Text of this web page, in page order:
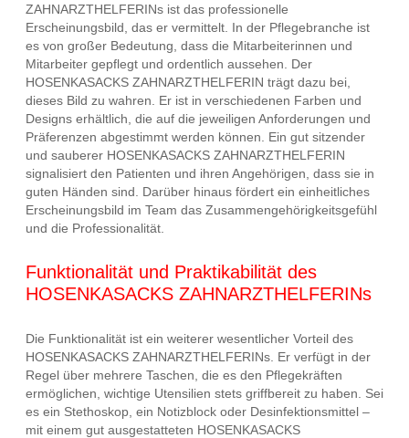
ZAHNARZTHELFERINs ist das professionelle
Erscheinungsbild, das er vermittelt. In der Pflegebranche ist
es von großer Bedeutung, dass die Mitarbeiterinnen und
Mitarbeiter gepflegt und ordentlich aussehen. Der
HOSENKASACKS ZAHNARZTHELFERIN trägt dazu bei,
dieses Bild zu wahren. Er ist in verschiedenen Farben und
Designs erhältlich, die auf die jeweiligen Anforderungen und
Präferenzen abgestimmt werden können. Ein gut sitzender
und sauberer HOSENKASACKS ZAHNARZTHELFERIN
signalisiert den Patienten und ihren Angehörigen, dass sie in
guten Händen sind. Darüber hinaus fördert ein einheitliches
Erscheinungsbild im Team das Zusammengehörigkeitsgefühl
und die Professionalität.
Funktionalität und Praktikabilität des
HOSENKASACKS ZAHNARZTHELFERINs
Die Funktionalität ist ein weiterer wesentlicher Vorteil des
HOSENKASACKS ZAHNARZTHELFERINs. Er verfügt in der
Regel über mehrere Taschen, die es den Pflegekräften
ermöglichen, wichtige Utensilien stets griffbereit zu haben. Sei
es ein Stethoskop, ein Notizblock oder Desinfektionsmittel –
mit einem gut ausgestatteten HOSENKASACKS